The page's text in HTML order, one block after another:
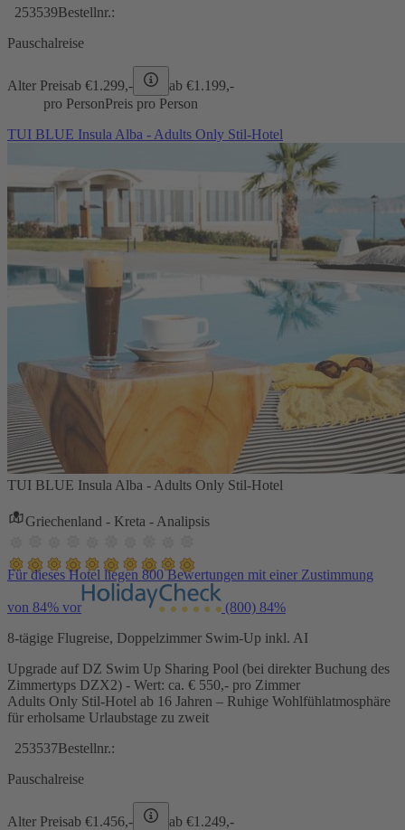
253539Bestellnr.:
Pauschalreise
Alter Preisab €1.299,- ab €1.199,-
pro PersonPreis pro Person
TUI BLUE Insula Alba - Adults Only Stil-Hotel
TUI BLUE Insula Alba - Adults Only Stil-Hotel
Griechenland - Kreta - Analipsis
Für dieses Hotel liegen 800 Bewertungen mit einer Zustimmung
von 84% vor (800) 84%
8-tägige Flugreise, Doppelzimmer Swim-Up inkl. AI
Upgrade auf DZ Swim Up Sharing Pool (bei direkter Buchung des
Zimmertyps DZX2) - Wert: ca. € 550,- pro Zimmer
Adults Only Stil-Hotel ab 16 Jahren – Ruhige Wohlfühlatmosphäre
für erholsame Urlaubstage zu zweit
253537Bestellnr.:
Pauschalreise
Alter Preisab €1.456,- ab €1.249,-